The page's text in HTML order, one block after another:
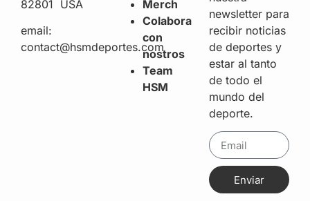
82801 USA
email:
contact@hsmdeportes.com
Merch
Colabora
con
nostros
Team
HSM
newsletter para
recibir noticias
de deportes y
estar al tanto
de todo el
mundo del
deporte.
Enviar